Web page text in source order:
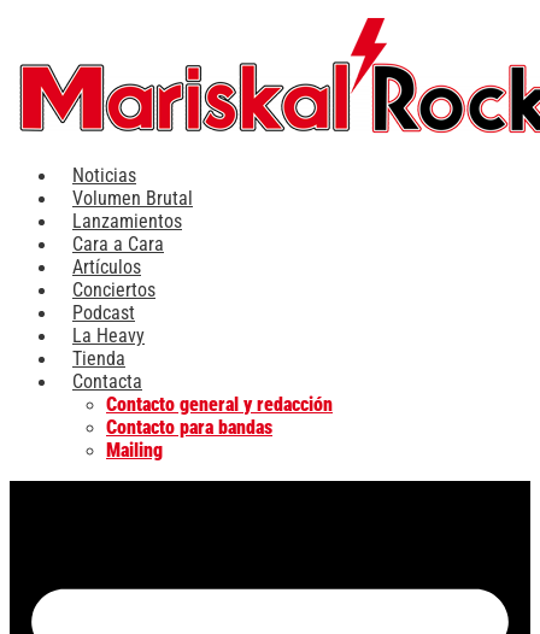
contenido
Noticias
Volumen Brutal
Lanzamientos
Cara a Cara
Artículos
Conciertos
Podcast
La Heavy
Tienda
Contacta
Contacto general y redacción
Contacto para bandas
Mailing